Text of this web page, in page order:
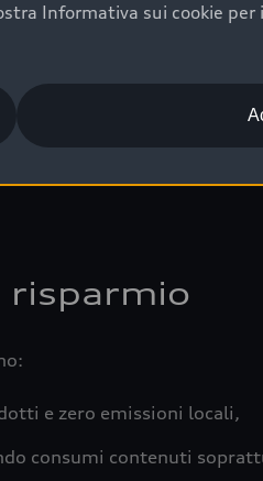
cura e attenzione del
stato garantiscono
garantito tramite Audi
anni per una maggiore
risparmio
e zero emissioni locali,
consumi contenuti
Informativa sui cookie per